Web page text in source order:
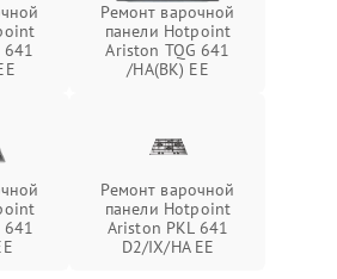
641
Ремонт варочной
панели Hotpoint
Ariston TQG 641
/HA(BK) EE
641
Ремонт варочной
панели Hotpoint
Ariston PKL 641
D2/IX/HA EE